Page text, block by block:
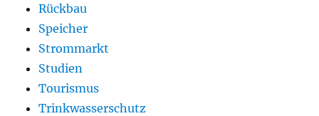
Rückbau
Speicher
Strommarkt
Studien
Tourismus
Trinkwasserschutz